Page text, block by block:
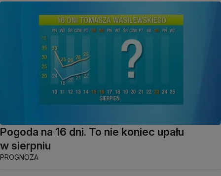
Pogoda na 16 dni. To nie koniec upału
w sierpniu
PROGNOZA